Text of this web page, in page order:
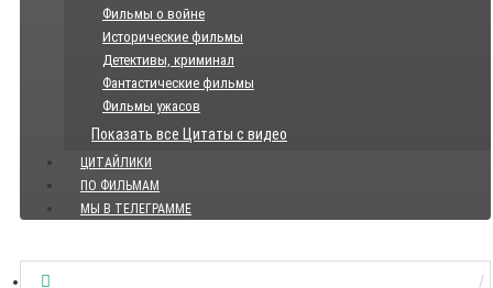
Фильмы о войне
Исторические фильмы
Детективы, криминал
Фантастические фильмы
Фильмы ужасов
Показать все Цитаты с видео
ЦИТАЙЛИКИ
ПО ФИЛЬМАМ
МЫ В ТЕЛЕГРАММЕ